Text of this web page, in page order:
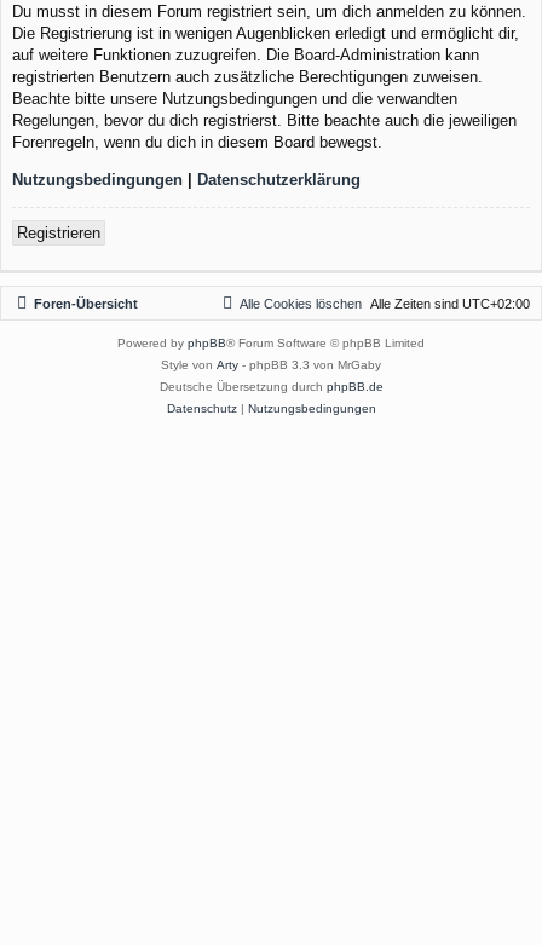
Du musst in diesem Forum registriert sein, um dich anmelden zu können.
Die Registrierung ist in wenigen Augenblicken erledigt und ermöglicht dir,
auf weitere Funktionen zuzugreifen. Die Board-Administration kann
registrierten Benutzern auch zusätzliche Berechtigungen zuweisen.
Beachte bitte unsere Nutzungsbedingungen und die verwandten
Regelungen, bevor du dich registrierst. Bitte beachte auch die jeweiligen
Forenregeln, wenn du dich in diesem Board bewegst.
Nutzungsbedingungen | Datenschutzerklärung
Registrieren
Foren-Übersicht Alle Zeiten sind UTC+02:00
Alle Cookies löschen
Powered by phpBB® Forum Software © phpBB Limited
Style von Arty - phpBB 3.3 von MrGaby
Deutsche Übersetzung durch phpBB.de
Datenschutz| Nutzungsbedingungen